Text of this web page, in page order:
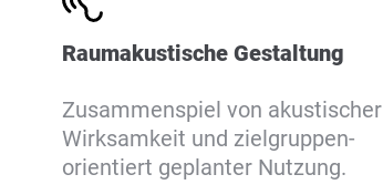
Raumakustische Gestaltung
Zusammenspiel von akustischer
Wirksamkeit und zielgruppen-
orientiert geplanter Nutzung.